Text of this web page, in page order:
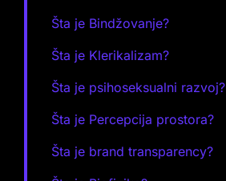
Šta je Bindžovanje?
Šta je Klerikalizam?
Šta je psihoseksualni razvoj?
Šta je Percepcija prostora?
Šta je brand transparency?